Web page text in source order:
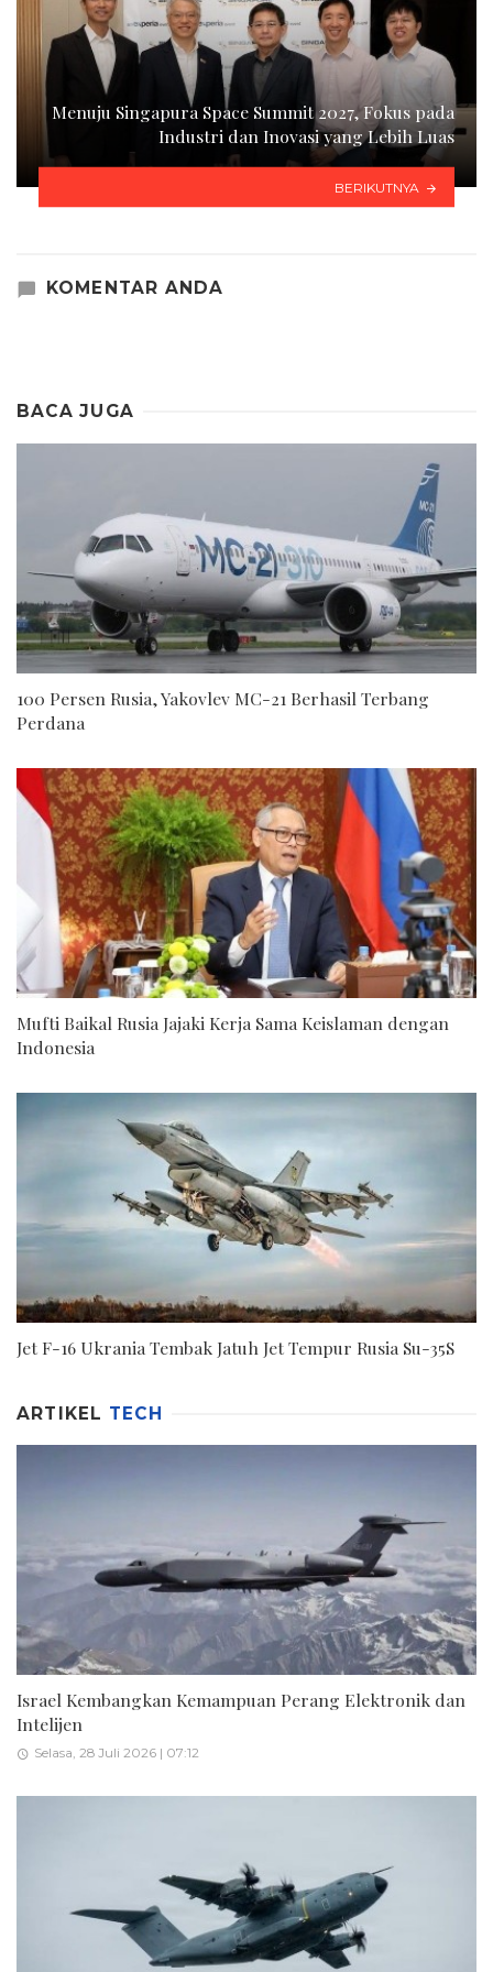
Menuju Singapura Space Summit 2027, Fokus pada
Industri dan Inovasi yang Lebih Luas
BERIKUTNYA
KOMENTAR ANDA
BACA JUGA
100 Persen Rusia, Yakovlev MC-21 Berhasil Terbang
Perdana
Mufti Baikal Rusia Jajaki Kerja Sama Keislaman dengan
Indonesia
Jet F-16 Ukrania Tembak Jatuh Jet Tempur Rusia Su-35S
ARTIKEL TECH
Israel Kembangkan Kemampuan Perang Elektronik dan
Intelijen
Selasa, 28 Juli 2026 | 07:12